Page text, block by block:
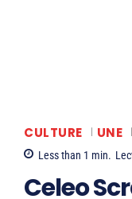
CULTURE UNE
Less than 1 min.
Celeo